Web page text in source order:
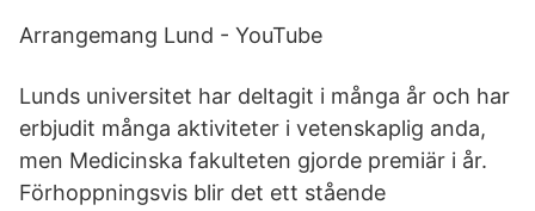
Arrangemang Lund - YouTube
Lunds universitet har deltagit i många år och har
erbjudit många aktiviteter i vetenskaplig anda,
men Medicinska fakulteten gjorde premiär i år.
Förhoppningsvis blir det ett stående